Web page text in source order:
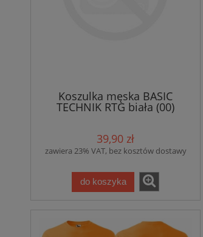
Koszulka męska BASIC
TECHNIK RTG biała (00)
39,90 zł
zawiera 23% VAT, bez kosztów dostawy
do koszyka